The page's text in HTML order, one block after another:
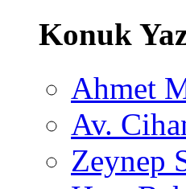
Konuk
Ahmet
Av.
Zeynep